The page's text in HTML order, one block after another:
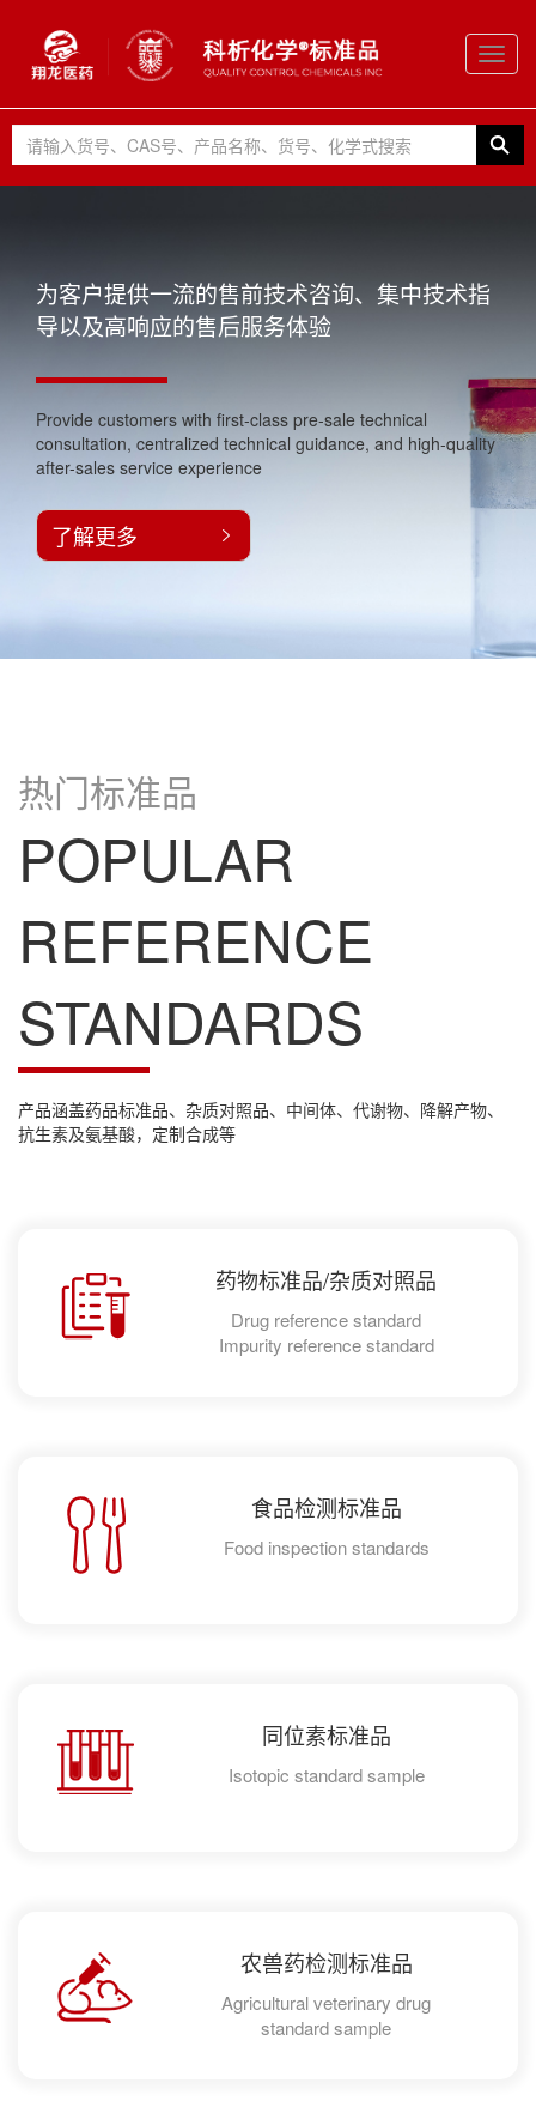
为客户提供一流的售前技术咨询、集中技术指
导以及高响应的售后服务体验
Provide customers with first-class pre-sale technical
consultation, centralized technical guidance, and high-quality
after-sales service experience
了解更多
热门标准品
POPULAR
REFERENCE
STANDARDS
产品涵盖药品标准品、杂质对照品、中间体、代谢物、降解产物、
抗生素及氨基酸，定制合成等
药物标准品/杂质对照品
Drug reference standard
Impurity reference standard
食品检测标准品
Food inspection standards
同位素标准品
Isotopic standard sample
农兽药检测标准品
Agricultural veterinary drug
standard sample